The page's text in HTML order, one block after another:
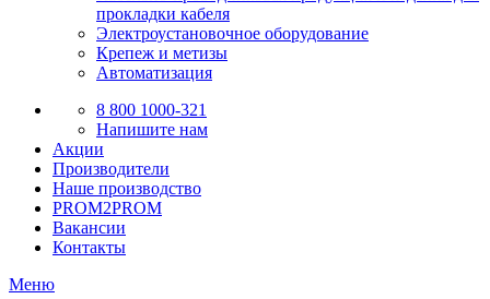
прокладки кабеля
Электроустановочное оборудование
Крепеж и метизы
Автоматизация
8 800 1000-321
Напишите нам
Акции
Производители
Наше производство
PROM2PROM
Вакансии
Контакты
Меню